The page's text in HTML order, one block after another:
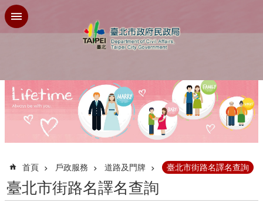
跳到主要內容區塊
::: 首頁 戶政服務 道路及門牌 臺北市街路名譯名查詢
臺北市街路名譯名查詢